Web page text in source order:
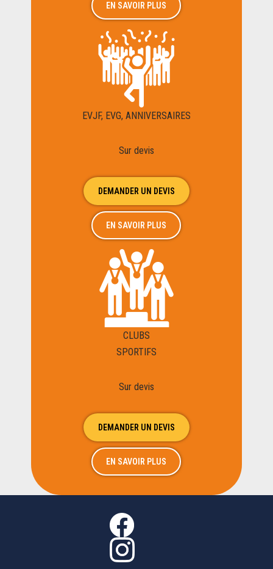
EN SAVOIR PLUS
EVJF, EVG, ANNIVERSAIRES
Sur devis
DEMANDER UN DEVIS
EN SAVOIR PLUS
CLUBS
SPORTIFS
Sur devis
DEMANDER UN DEVIS
EN SAVOIR PLUS